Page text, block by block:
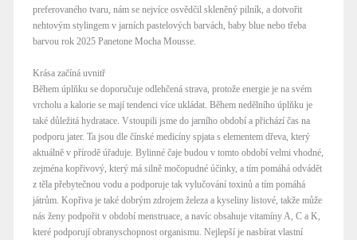
preferovaného tvaru, nám se nejvíce osvědčil skleněný pilník, a dotvořit
nehtovým stylingem v jarních pastelových barvách, baby blue nebo třeba
barvou rok 2025 Panetone Mocha Mousse.
Krása začíná uvnitř
Během úplňku se doporučuje odlehčená strava, protože energie je na svém
vrcholu a kalorie se mají tendenci více ukládat. Během nedělního úplňku je
také důležitá hydratace. Vstoupili jsme do jarního období a přichází čas na
podporu jater. Ta jsou dle čínské medicíny spjata s elementem dřeva, který
aktuálně v přírodě úřaduje. Bylinné čaje budou v tomto období velmi vhodné,
zejména kopřivový, který má silně močopudné účinky, a tím pomáhá odvádět
z těla přebytečnou vodu a podporuje tak vylučování toxinů a tím pomáhá
játrům. Kopřiva je také dobrým zdrojem železa a kyseliny listové, takže může
nás ženy podpořit v období menstruace, a navíc obsahuje vitamíny A, C a K,
které podporují obranyschopnost organismu. Nejlepší je nasbírat vlastní